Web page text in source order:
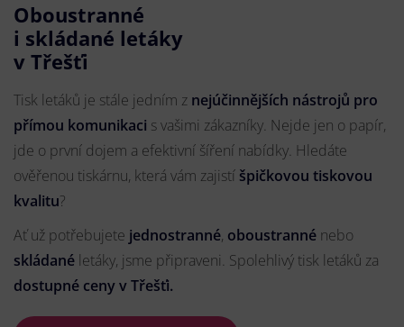
Oboustranné
i skládané letáky
v Třešťi
Tisk letáků je stále jedním z nejúčinnějších nástrojů pro
přímou komunikaci s vašimi zákazníky. Nejde jen o papír,
jde o první dojem a efektivní šíření nabídky. Hledáte
ověřenou tiskárnu, která vám zajistí špičkovou tiskovou
kvalitu?
Ať už potřebujete jednostranné, oboustranné nebo
skládané letáky, jsme připraveni. Spolehlivý tisk letáků za
dostupné ceny v Třešťi.